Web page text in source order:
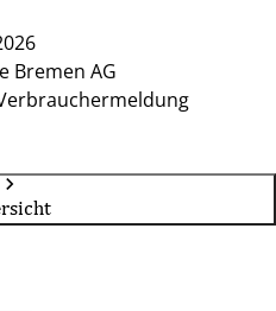
Bremen AG